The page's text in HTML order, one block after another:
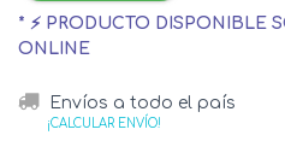
* ⚡ PRODUCTO DISPONIBLE
ONLINE
Envíos a todo el país
¡CALCULAR ENVÍO!